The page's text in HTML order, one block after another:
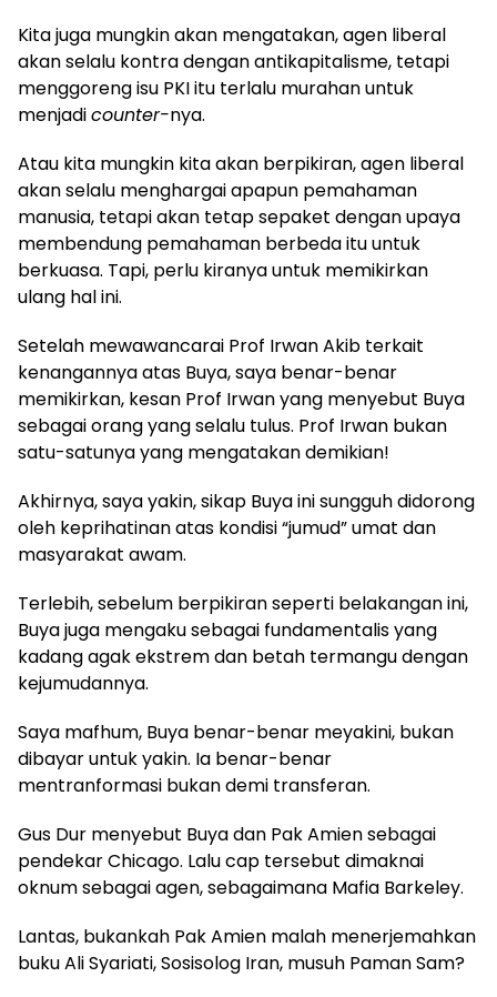
Kita juga mungkin akan mengatakan, agen liberal
akan selalu kontra dengan antikapitalisme, tetapi
menggoreng isu PKI itu terlalu murahan untuk
menjadicounter-nya.
Atau kita mungkin kita akan berpikiran, agen liberal
akan selalu menghargai apapun pemahaman
manusia, tetapi akan tetap sepaket dengan upaya
membendung pemahaman berbeda itu untuk
berkuasa. Tapi, perlu kiranya untuk memikirkan
ulang hal ini.
Setelah mewawancarai Prof Irwan Akib terkait
kenangannya atas Buya, saya benar-benar
memikirkan, kesan Prof Irwan yang menyebut Buya
sebagai orang yang selalu tulus. Prof Irwan bukan
satu-satunya yang mengatakan demikian!
Akhirnya, saya yakin, sikap Buya ini sungguh didorong
oleh keprihatinan atas kondisi “jumud” umat dan
masyarakat awam.
Terlebih, sebelum berpikiran seperti belakangan ini,
Buya juga mengaku sebagai fundamentalis yang
kadang agak ekstrem dan betah termangu dengan
kejumudannya.
Saya mafhum, Buya benar-benar meyakini, bukan
dibayar untuk yakin. Ia benar-benar
mentranformasi bukan demi transferan.
Gus Dur menyebut Buya dan Pak Amien sebagai
pendekar Chicago. Lalu cap tersebut dimaknai
oknum sebagai agen, sebagaimana Mafia Barkeley.
Lantas, bukankah Pak Amien malah menerjemahkan
buku Ali Syariati, Sosisolog Iran, musuh Paman Sam?